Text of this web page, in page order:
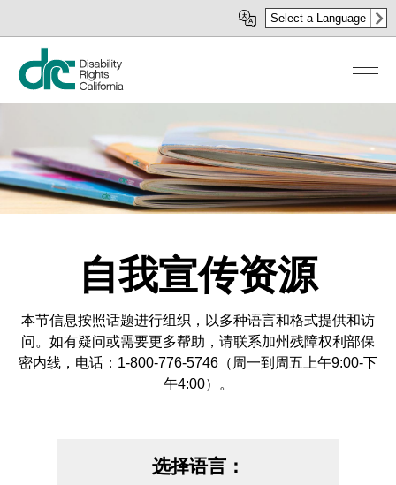
至
容
Select a Language
自我宣传资源
本节信息按照话题进行组织，以多种语言和格式提供和访
问。如有疑问或需要更多帮助，请联系加州残障权利部保
密内线，电话：1-800-776-5746（周一到周五上午9:00-下
午4:00）。
选择语言：